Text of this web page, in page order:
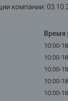
компании:
Время
10:00-
10:00-
10:00-
10:00-
10:00-